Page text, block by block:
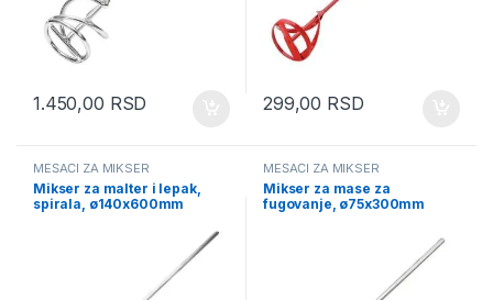
1.450,00 RSD 299,00 RSD
MEŠAČI ZA MIKSER
Mikser za malter i lepak,
spirala, ø140x600mm
MEŠAČI ZA MIKSER
Mikser za mase za
fugovanje, ø75x300mm